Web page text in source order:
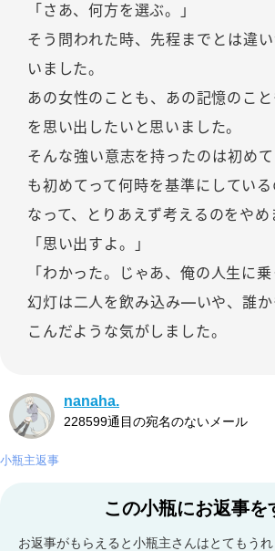
「さあ、何方を選ぶ。」
そう問われた時、先程までとは違
いました。
あの女性のことも、あの記憶のこ
を思い出したいと思いました。
そんな強い意志を持ったのは初め
も初めてって何時を基準にしてい
なって、とりあえず考えるのをやめ
「思い出すよ。」
「わかった。じゃあ、俺の人生に乗
幻灯は二人を飲み込み―いや、誰
こんだような気がしました。
nanaha.
228599通目の宛名のないメール
小瓶主返事
この小瓶にお返事を
お返事がもらえると小瓶主さんはとてもう